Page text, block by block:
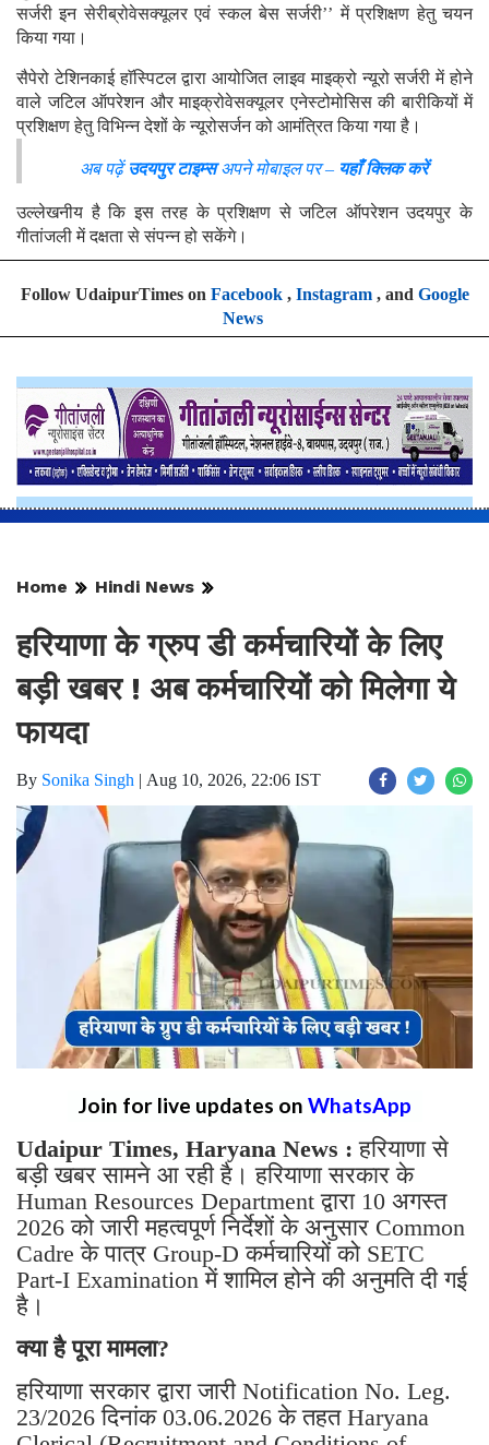
सर्जरी इन सेरीब्रोवेसक्यूलर एवं स्कल बेस सर्जरी’’ में प्रशिक्षण हेतु चयन
किया गया।
सैपेरो टेशिनकाई हाॅस्पिटल द्वारा आयोजित लाइव माइक्रो न्यूरो सर्जरी में होने
वाले जटिल ऑपरेशन और माइक्रोवेसक्यूलर एनेस्टोमोसिस की बारीकियों में
प्रशिक्षण हेतु विभिन्न देशों के न्यूरोसर्जन को आमंत्रित किया गया है।
अब पढ़ें उदयपुर टाइम्सअपने मोबाइल पर – यहाँ क्लिक करें
उल्लेखनीय है कि इस तरह के प्रशिक्षण से जटिल ऑपरेशन उदयपुर के
गीतांजली में दक्षता से संपन्न हो सकेंगे।
Follow UdaipurTimes on Facebook, Instagram, and Google
News
Home Hindi News
हरियाणा के ग्रुप डी कर्मचारियों के लिए
बड़ी खबर ! अब कर्मचारियों को मिलेगा ये
फायदा
By Sonika Singh | Aug 10, 2026, 22:06 IST
Join for live updates on WhatsApp
Udaipur Times, Haryana News :हरियाणा से
बड़ी खबर सामने आ रही है। हरियाणा सरकार के
Human Resources Department द्वारा 10 अगस्त
2026 को जारी महत्वपूर्ण निर्देशों के अनुसार Common
Cadre के पात्र Group-D कर्मचारियों को SETC
Part-I Examination में शामिल होने की अनुमति दी गई
है।
क्या है पूरा मामला?
हरियाणा सरकार द्वारा जारी Notification No. Leg.
23/2026 दिनांक 03.06.2026 के तहत Haryana